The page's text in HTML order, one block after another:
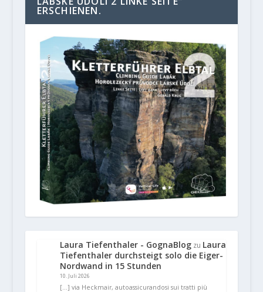
ERSCHIENEN.
Laura Tiefenthaler - GognaBlogzu Laura
Tiefenthaler durchsteigt solo die Eiger-
Nordwand in 15 Stunden
10. Juli 2026
[…] via Heckmair, autoassicurandosi sui tratti più